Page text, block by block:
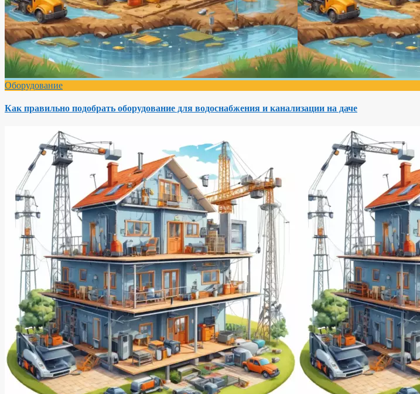
Оборудование
Как правильно подобрать оборудование для водоснабжения и канализации на даче